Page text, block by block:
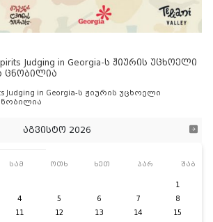
Judging in Georgia-ს ჟიურის უცხოელი
ცნობილია
Judging in Georgia-ს ჟიურის უცხოელი
აგვისტო 2026
სამ ოთხ ხუთ პარ შაბ
1
4 5 6 7
8
11 12 13 14
15